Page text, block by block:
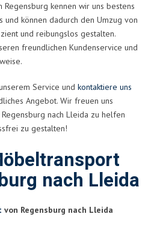
kennen wir uns bestens
und können dadurch den Umzug von
und reibungslos gestalten.
freundlichen Kundenservice und
Service und kontaktiere uns
Angebot. Wir freuen uns
nach Lleida zu helfen
zu gestalten!
nach Lleida
von Regensburg nach Lleida